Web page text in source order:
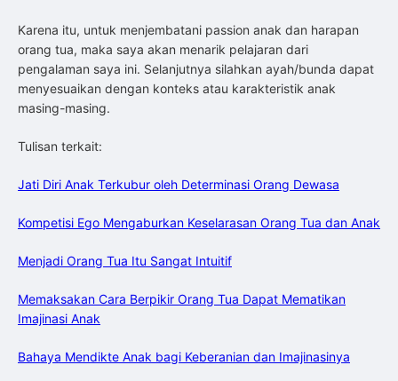
Karena itu, untuk menjembatani passion anak dan harapan
orang tua, maka saya akan menarik pelajaran dari
pengalaman saya ini. Selanjutnya silahkan ayah/bunda dapat
menyesuaikan dengan konteks atau karakteristik anak
masing-masing.
Tulisan terkait:
Jati Diri Anak Terkubur oleh Determinasi Orang Dewasa
Kompetisi Ego Mengaburkan Keselarasan Orang Tua dan Anak
Menjadi Orang Tua Itu Sangat Intuitif
Memaksakan Cara Berpikir Orang Tua Dapat Mematikan
Imajinasi Anak
Bahaya Mendikte Anak bagi Keberanian dan Imajinasinya